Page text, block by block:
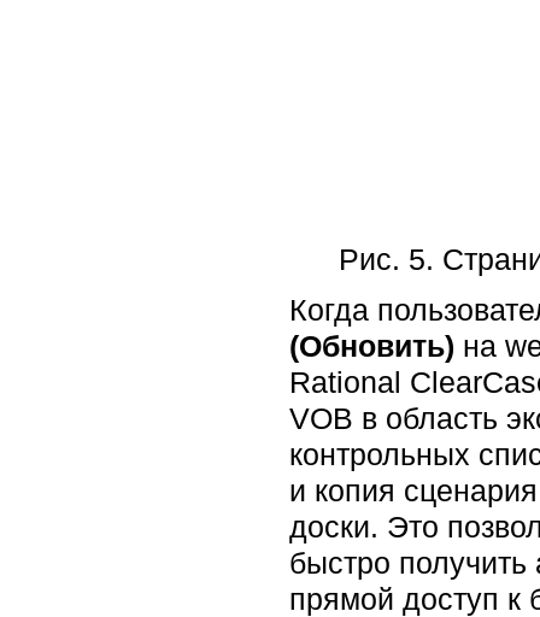
Рис. 5.
Когда
(Обновить) на
Rational
VOB в область
контрольных
и копия
доски. Это
быстро
прямой доступ к